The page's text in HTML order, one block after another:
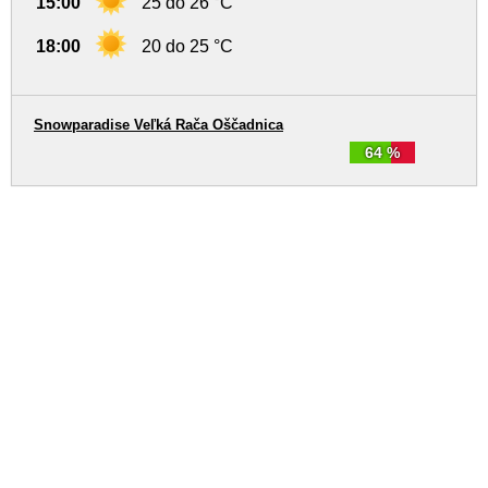
18:00 20 do 25 °C
64 %
Snowparadise Veľká Rača Oščadnica